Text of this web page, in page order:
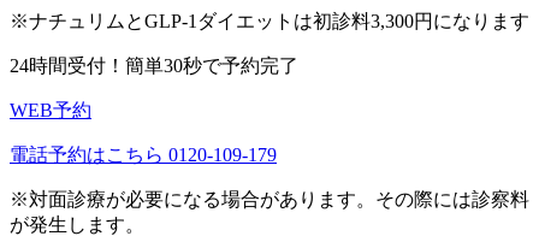
※ナチュリムとGLP-1ダイエットは初診料3,300円になります
24時間受付！簡単30秒で予約完了
WEB予約
電話予約はこちら 0120-109-179
※対面診療が必要になる場合があります。その際には診察料
が発生します。